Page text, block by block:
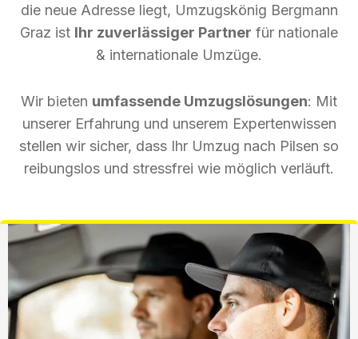
die neue Adresse liegt, Umzugskönig Bergmann
Graz ist Ihr zuverlässiger Partner für nationale
& internationale Umzüge.
Wir bieten umfassende Umzugslösungen: Mit
unserer Erfahrung und unserem Expertenwissen
stellen wir sicher, dass Ihr Umzug nach Pilsen so
reibungslos und stressfrei wie möglich verläuft.